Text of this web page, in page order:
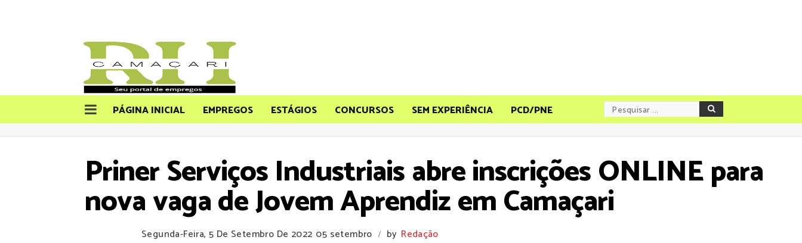
PÁGINA INICIAL EMPREGOS ESTÁGIOS CONCURSOS SEM EXPERIÊNCIA PCD/PNE
Priner Serviços Industriais abre inscrições ONLINE para
nova vaga de Jovem Aprendiz em Camaçari
Segunda-Feira, 5 De Setembro De 2022 05 setembro / by Redação